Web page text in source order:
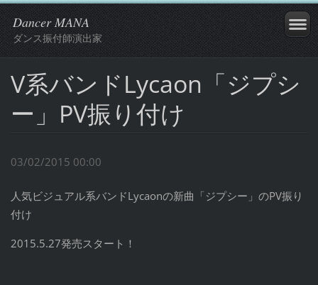
Dancer MANA
ダンス振付師演出家
V系バンドLycaon「ジプシ
ー」PV振り付け
03/02/2015 00:00
人気ビジュアル系バンドLycaonの新曲「ジプシー」のPV振り
付け
2015.5.27発売スタート！